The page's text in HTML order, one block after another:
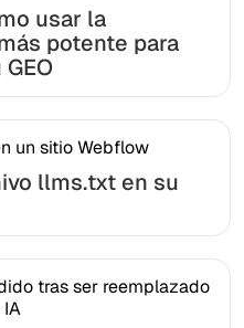
usar la
potente para
llms.txt en su